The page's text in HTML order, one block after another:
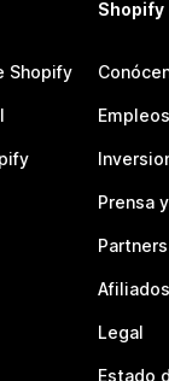
Shopify
Shopify
Empleos
Prensa
Partners
Afiliados
Legal
Estado